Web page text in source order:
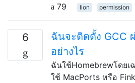
79
lion permission
6
ฉันจะติดตั้ง GCC
อย่างไร
ฉันใช้Homebrewโดย
ใช้ MacPorts หรือ